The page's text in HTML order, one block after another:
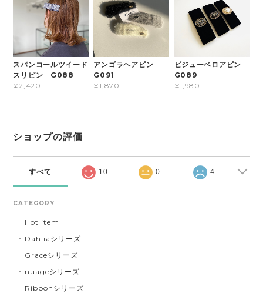
スパンコールツイード
スリピン G088
¥2,420
アンゴラヘアピン
G091
¥1,870
ビジューベロアピン
G089
¥1,980
ショップの評価
すべて 10 0 4
CATEGORY
Hot item
Dahliaシリーズ
Graceシリーズ
nuageシリーズ
Ribbonシリーズ